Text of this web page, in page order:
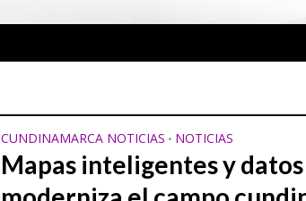
CUNDINAMARCA NOTICIAS • NOTICIAS
Mapas inteligentes y